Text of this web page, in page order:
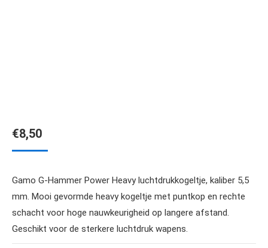
€8,50
Gamo G-Hammer Power Heavy luchtdrukkogeltje, kaliber 5,5
mm. Mooi gevormde heavy kogeltje met puntkop en rechte
schacht voor hoge nauwkeurigheid op langere afstand.
Geschikt voor de sterkere luchtdruk wapens.